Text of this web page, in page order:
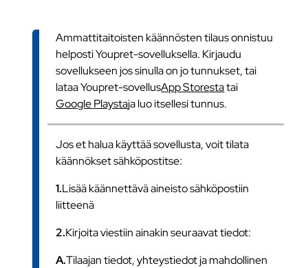
Ammattitaitoisten käännösten tilaus onnistuu
helposti Youpret-sovelluksella. Kirjaudu
sovellukseen jos sinulla on jo tunnukset, tai
lataa Youpret-sovellusApp Storestatai
Google Playstaja luo itsellesi tunnus.
Jos et halua käyttää sovellusta, voit tilata
käännökset sähköpostitse:
1.Lisää käännettävä aineisto sähköpostiin
liitteenä
2.Kirjoita viestiin ainakin seuraavat tiedot:
A.Tilaajan tiedot, yhteystiedot ja mahdollinen